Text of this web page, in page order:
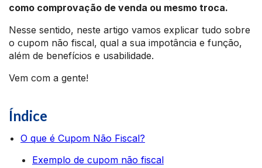
como comprovação de venda ou mesmo troca.
Nesse sentido, neste artigo vamos explicar tudo sobre
o cupom não fiscal, qual a sua impotância e função,
além de benefícios e usabilidade.
Vem com a gente!
Índice
O que é Cupom Não Fiscal?
Exemplo de cupom não fiscal